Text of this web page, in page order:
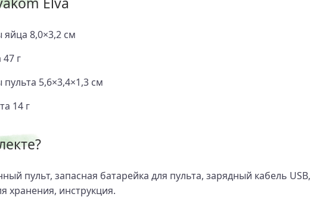
8,0×3,2 см
47 г
5,6×3,4×1,3 см
14 г
пульт, запасная батарейка для пульта, зарядный кабель USB,
хранения, инструкция.